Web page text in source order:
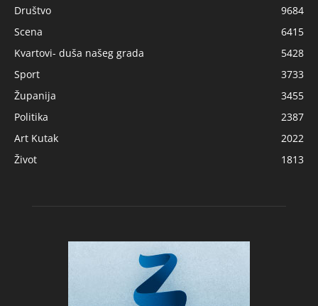
Društvo
9684
Scena
6415
Kvartovi- duša našeg grada
5428
Sport
3733
Županija
3455
Politika
2387
Art Kutak
2022
Život
1813